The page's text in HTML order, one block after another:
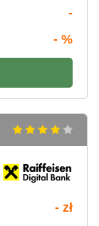
-
- %
- zł